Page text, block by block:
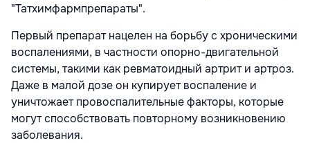
"Татхимфармпрепараты".
Первый препарат нацелен на борьбу с хроническими
воспалениями, в частности опорно-двигательной
системы, такими как ревматоидный артрит и артроз.
Даже в малой дозе он купирует воспаление и
уничтожает провоспалительные факторы, которые
могут способствовать повторному возникновению
заболевания.